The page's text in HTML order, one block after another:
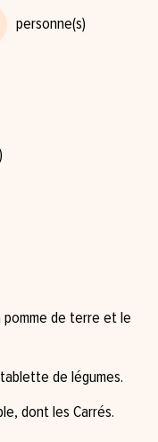
pomme de terre et le
de légumes.
dont les Carrés.